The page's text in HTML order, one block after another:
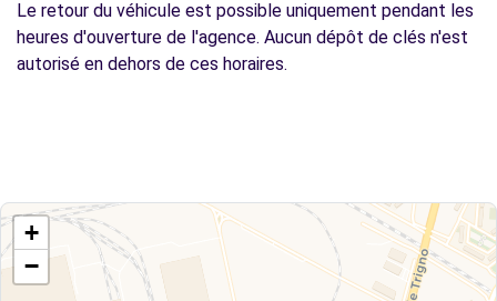
Le retour du véhicule est possible uniquement pendant les
heures d'ouverture de l'agence. Aucun dépôt de clés n'est
autorisé en dehors de ces horaires.
+
−